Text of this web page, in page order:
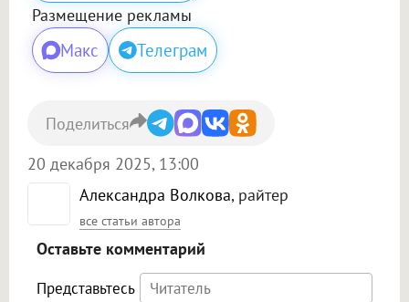
Размещение рекламы
Макс Телеграм
Александра Волкова, райтер
все статьи автора
20 декабря 2025, 13:00
Поделиться
Оставьте комментарий
Представьтесь